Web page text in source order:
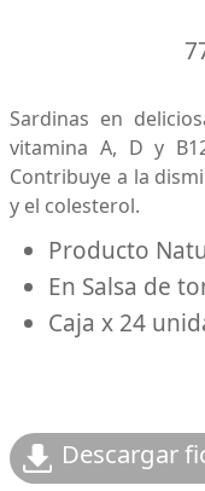
Sardinas en
vitamina A, D y
Contribuye a la
y el colesterol.
En Salsa de
Caja x 24
Descargar